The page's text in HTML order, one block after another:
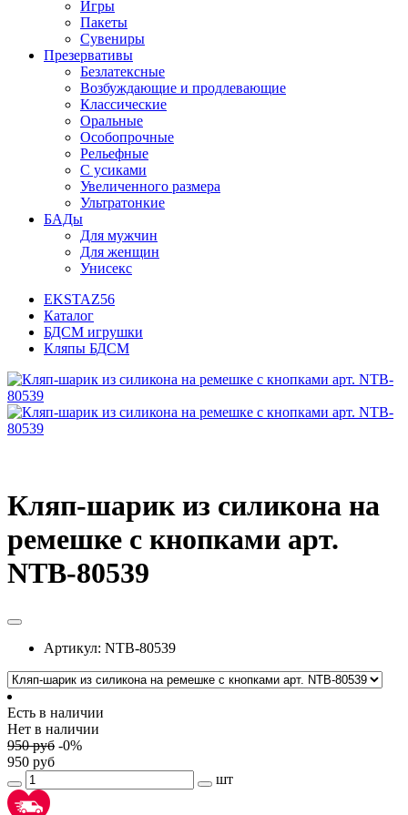
Игры
Пакеты
Сувениры
Презервативы
Безлатексные
Возбуждающие и продлевающие
Классические
Оральные
Особопрочные
Рельефные
С усиками
Увеличенного размера
Ультратонкие
БАДы
Для мужчин
Для женщин
Унисекс
EKSTAZ56
Каталог
БДСМ игрушки
Кляпы БДСМ
Кляп-шарик из силикона на
ремешке с кнопками арт.
NTB-80539
Артикул: NTB-80539
Есть в наличии
Нет в наличии
950руб -0%
950 руб
шт